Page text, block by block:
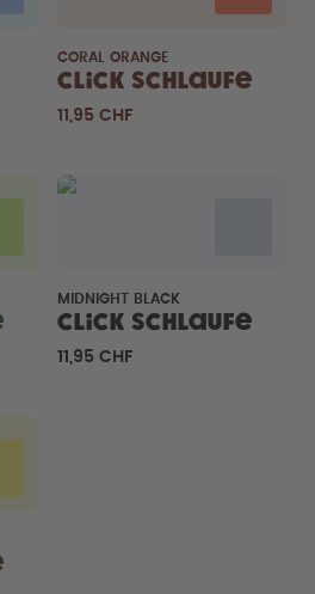
CORAL ORANGE
Click Schlaufe
11,95 CHF
MIDNIGHT BLACK
Click Schlaufe
11,95 CHF